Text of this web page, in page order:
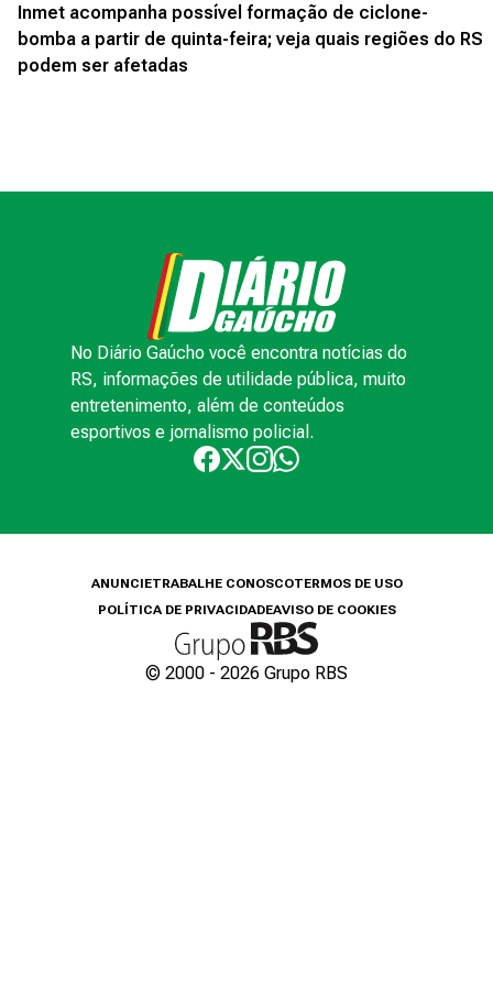
Inmet acompanha possível formação de ciclone-
bomba a partir de quinta-feira; veja quais regiões do RS
podem ser afetadas
No Diário Gaúcho você encontra notícias do
RS, informações de utilidade pública, muito
entretenimento, além de conteúdos
esportivos e jornalismo policial.
ANUNCIETRABALHE CONOSCOTERMOS DE USO
POLÍTICA DE PRIVACIDADEAVISO DE COOKIES
© 2000 - 2026 Grupo RBS